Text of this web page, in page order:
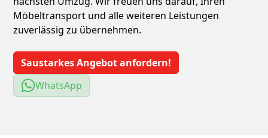
Möbeltransport und alle weiteren Leistungen
zuverlässig zu übernehmen.
Saustarkes Angebot anfordern!
WhatsApp